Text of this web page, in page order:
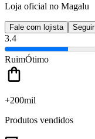
Loja oficial no Magalu
Fale com lojista Seguir
3.4
RuimÓtimo
+200mil
Produtos vendidos